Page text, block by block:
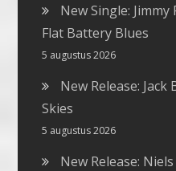
New Single: Jimmy
Flat Battery Blues
5 augustus 2026
New Release:
Skies
5 augustus 2026
New Release: